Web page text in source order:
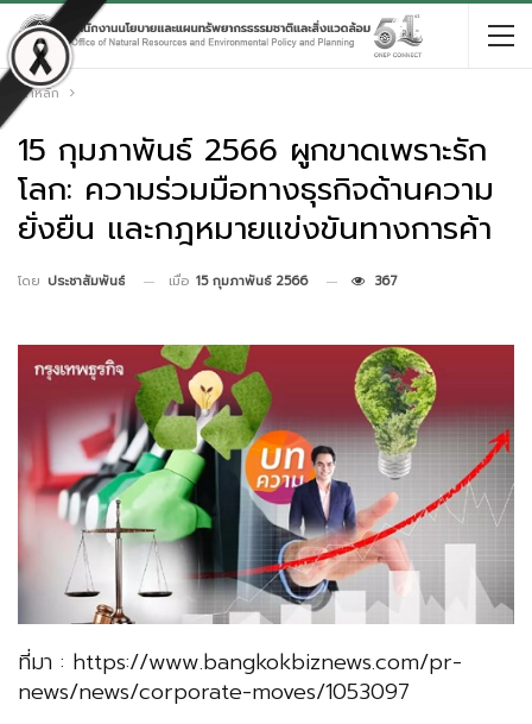
หน้าหลัก
15 กุมภาพันธ์ 2566 ผูกขาดเพราะรัก
โลก: ความร่วมมือทางธุรกิจด้านความ
ยั่งยืน และกฎหมายแข่งขันทางการค้า
โดย ประชาสัมพันธ์ เมื่อ 15 กุมภาพันธ์ 2566 367
ที่มา : https://www.bangkokbiznews.com/pr-
news/news/corporate-moves/1053097